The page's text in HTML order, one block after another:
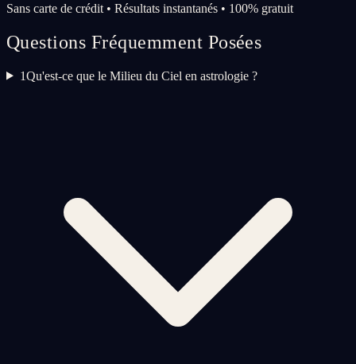
Sans carte de crédit • Résultats instantanés • 100% gratuit
Questions Fréquemment Posées
1Qu'est-ce que le Milieu du Ciel en astrologie ?